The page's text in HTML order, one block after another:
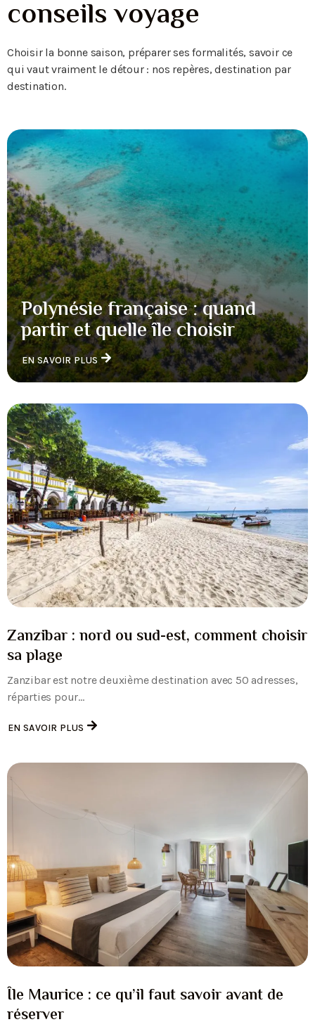
conseils voyage
Choisir la bonne saison, préparer ses formalités, savoir ce
qui vaut vraiment le détour : nos repères, destination par
destination.
Polynésie française : quand
partir et quelle île choisir
EN SAVOIR PLUS
Zanzibar : nord ou sud-est, comment choisir
sa plage
Zanzibar est notre deuxième destination avec 50 adresses,
réparties pour...
EN SAVOIR PLUS
Île Maurice : ce qu’il faut savoir avant de
réserver